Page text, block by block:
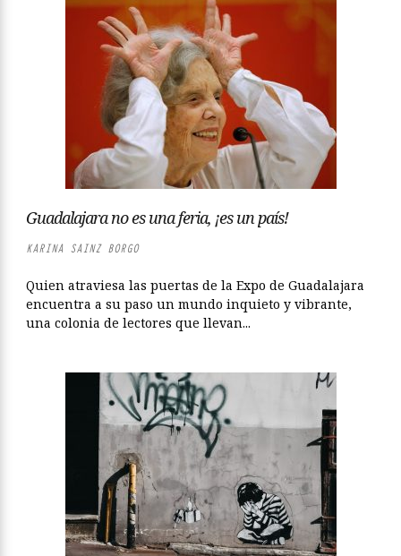
Guadalajara no es una feria, ¡es un país!
KARINA SAINZ BORGO
Quien atraviesa las puertas de la Expo de Guadalajara
encuentra a su paso un mundo inquieto y vibrante,
una colonia de lectores que llevan...